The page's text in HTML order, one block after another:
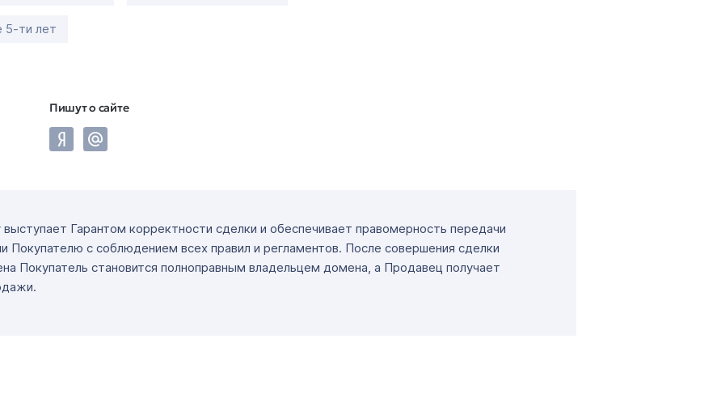
5-ти лет
Пишут о сайте
выступает Гарантом корректности сделки и обеспечивает правомерность передачи
Покупателю с соблюдением всех правил и регламентов. После совершения сделки
Покупатель становится полноправным владельцем домена, а Продавец получает